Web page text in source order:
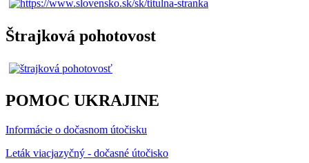
Štrajková pohotovost
POMOC UKRAJINE
Informácie o dočasnom útočisku
Leták viacjazyčný - dočasné útočisko